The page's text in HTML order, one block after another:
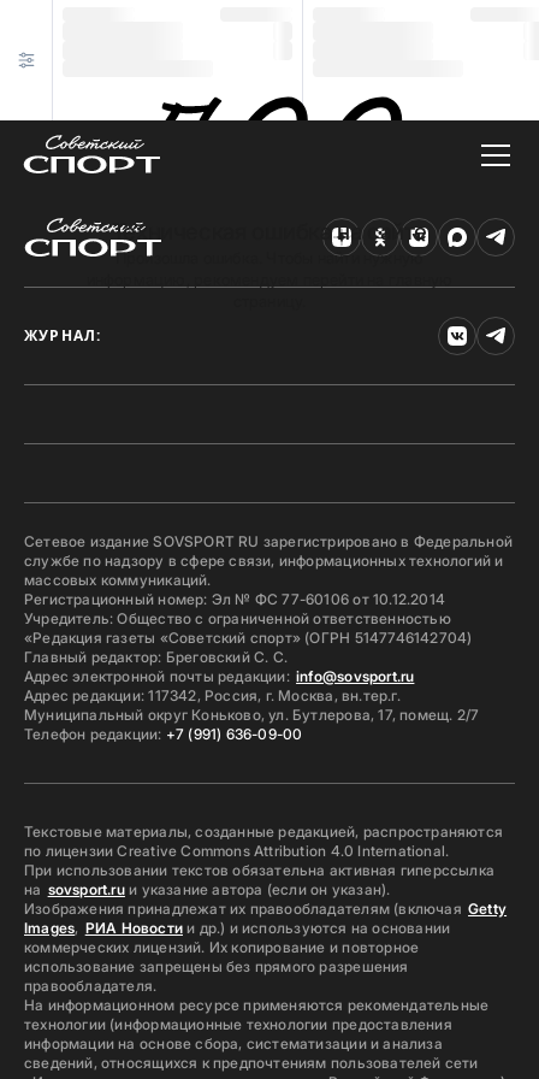
Техническая ошибка на сайте
Произошла ошибка. Чтобы найти нужную
ЖУРНАЛ:
Сетевое издание SOVSPORT RU зарегистрировано в Федеральной
службе по надзору в сфере связи, информационных технологий и
массовых коммуникаций.
Регистрационный номер: Эл № ФС 77-60106 от 10.12.2014
Учредитель: Общество с ограниченной ответственностью
«Редакция газеты «Советский спорт» (ОГРН 5147746142704)
Главный редактор: Бреговский С. С.
Адрес электронной почты редакции: info@sovsport.ru
Адрес редакции: 117342, Россия, г. Москва, вн.тер.г.
Муниципальный округ Коньково, ул. Бутлерова, 17, помещ. 2/7
Телефон редакции: +7 (991) 636-09-00
Текстовые материалы, созданные редакцией, распространяются
по лицензии Creative Commons Attribution 4.0 International.
При использовании текстов обязательна активная гиперссылка
на sovsport.ruи указание автора (если он указан).
Изображения принадлежат их правообладателям (включая Getty
Images, РИА Новостии др.) и используются на основании
коммерческих лицензий. Их копирование и повторное
использование запрещены без прямого разрешения
правообладателя.
На информационном ресурсе применяются рекомендательные
технологии (информационные технологии предоставления
информации на основе сбора, систематизации и анализа
сведений, относящихся к предпочтениям пользователей сети